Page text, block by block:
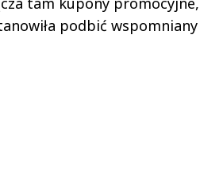
podbić wspomniany